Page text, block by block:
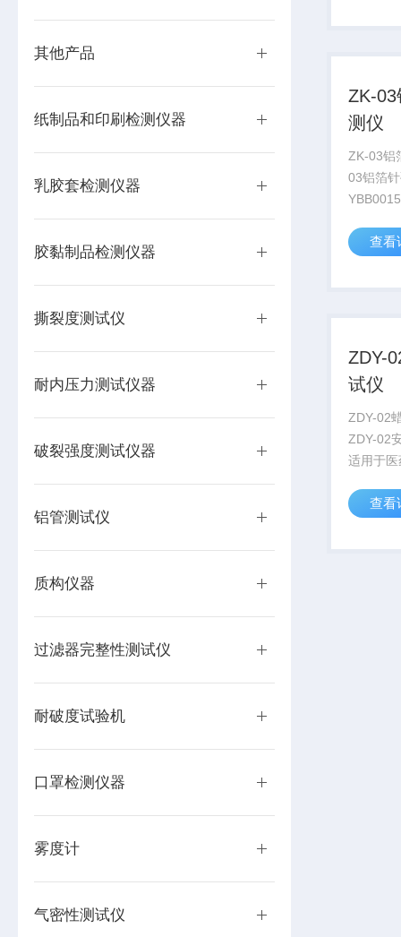
其他产品
纸制品和印刷检测仪器
乳胶套检测仪器
胶黏制品检测仪器
撕裂度测试仪
耐内压力测试仪器
破裂强度测试仪器
铝管测试仪
质构仪器
过滤器完整性测试仪
耐破度试验机
口罩检测仪器
雾度计
气密性测试仪
置及大
ZK-
测仪
ZK-03铝
03铝箔
备专用
置及大
查看
ZDY-
试仪
ZDY-02
ZDY-02
适用于
力，也
安瓿瓶
查看